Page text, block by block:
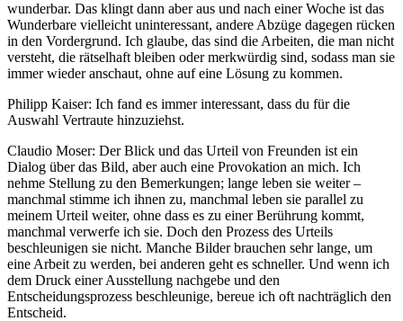
wunderbar. Das klingt dann aber aus und nach einer Woche ist das
Wunderbare vielleicht uninteressant, andere Abzüge dagegen rücken
in den Vordergrund. Ich glaube, das sind die Arbeiten, die man nicht
versteht, die rätselhaft bleiben oder merkwürdig sind, sodass man sie
immer wieder anschaut, ohne auf eine Lösung zu kommen.
Philipp Kaiser: Ich fand es immer interessant, dass du für die
Auswahl Vertraute hinzuziehst.
Claudio Moser: Der Blick und das Urteil von Freunden ist ein
Dialog über das Bild, aber auch eine Provokation an mich. Ich
nehme Stellung zu den Bemerkungen; lange leben sie weiter –
manchmal stimme ich ihnen zu, manchmal leben sie parallel zu
meinem Urteil weiter, ohne dass es zu einer Berührung kommt,
manchmal verwerfe ich sie. Doch den Prozess des Urteils
beschleunigen sie nicht. Manche Bilder brauchen sehr lange, um
eine Arbeit zu werden, bei anderen geht es schneller. Und wenn ich
dem Druck einer Ausstellung nachgebe und den
Entscheidungsprozess beschleunige, bereue ich oft nachträglich den
Entscheid.